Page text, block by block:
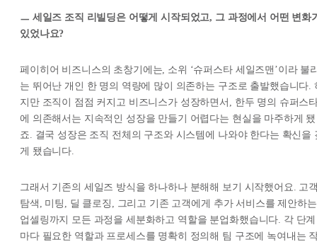
ㅡ 세일즈 조직 리빌딩은 어떻게 시작되었고, 그 과정에서 어떤 변화
있었나요?
페이히어 비즈니스의 초창기에는, 소위 ‘슈퍼스타 세일즈맨’이라 불
는 뛰어난 개인 한 명의 역량에 많이 의존하는 구조로 출발했습니다.
지만 조직이 점점 커지고 비즈니스가 성장하면서, 한두 명의 슈퍼스
에 의존해서는 지속적인 성장을 만들기 어렵다는 현실을 마주하게 됐
죠. 결국 성장은 조직 전체의 구조와 시스템에 나와야 한다는 확신을
게 됐습니다.
그래서 기존의 세일즈 방식을 하나하나 분해해 보기 시작했어요. 고
탐색, 미팅, 딜 클로징, 그리고 기존 고객에게 추가 서비스를 제안하는
업셀링까지 모든 과정을 세분화하고 역할을 분업화했습니다. 각 단계
마다 필요한 역할과 프로세스를 명확히 정의해 팀 구조에 녹여내는